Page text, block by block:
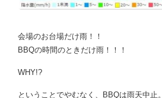
会場のお台場だけ雨！！
BBQの時間のときだけ雨！！！
WHY!?
ということでやむなく、BBQは雨天中止。